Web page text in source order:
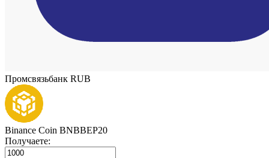
Промсвязьбанк RUB
Binance Coin BNBBEP20
Получаете: